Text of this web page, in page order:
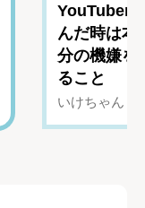
YouTuber
んだ時は
分の機嫌を
ること
いけちゃん（